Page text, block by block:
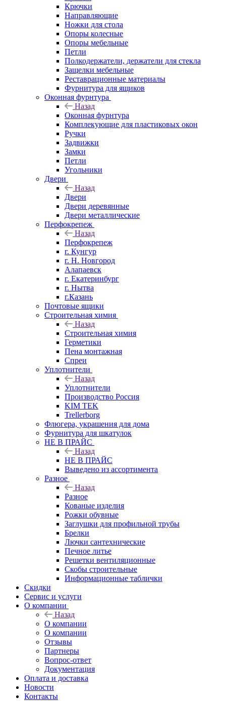
Крючки
Направляющие
Ножки для стола
Опоры колесные
Опоры мебельные
Петли
Полкодержатели, держатели для стекла
Защелки мебельные
Реставрационные материалы
Фурнитура для ящиков
Оконная фурнтура
Назад
Оконная фурнтура
Комплекующие для пластиковых окон
Ручки
Задвижки
Замки
Петли
Угольники
Двери
Назад
Двери
Двери деревянные
Двери металлические
Перфокрепеж
Назад
Перфокрепеж
г. Кунгур
г. Н. Новгород
Алапаевск
г. Екатеринбург
г. Нытва
г.Казань
Почтовые ящики
Строительная химия
Назад
Строительная химия
Герметики
Пена монтажная
Спреи
Уплотнители
Назад
Уплотнители
Производство Россия
KIM TEK
Trellerborg
Флюгера, украшения для дома
Фурнитура для шкатулок
НЕ В ПРАЙС
Назад
НЕ В ПРАЙС
Выведено из ассортимента
Разное
Назад
Разное
Кованые изделия
Рожки обувные
Заглушки для профильной трубы
Брелки
Лючки сантехнические
Печное литье
Решетки вентиляционные
Скобы строительные
Информационные таблички
Скидки
Сервис и услуги
О компании
Назад
О компании
О компании
Отзывы
Партнеры
Вопрос-ответ
Документация
Оплата и доставка
Новости
Контакты